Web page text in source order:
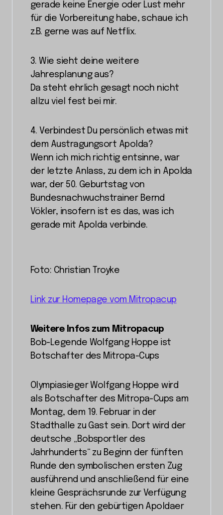
gerade keine Energie oder Lust mehr
für die Vorbereitung habe, schaue ich
z.B. gerne was auf Netflix.
3. Wie sieht deine weitere
Jahresplanung aus?
Da steht ehrlich gesagt noch nicht
allzu viel fest bei mir.
4. Verbindest Du persönlich etwas mit
dem Austragungsort Apolda?
Wenn ich mich richtig entsinne, war
der letzte Anlass, zu dem ich in Apolda
war, der 50. Geburtstag von
Bundesnachwuchstrainer Bernd
Vökler, insofern ist es das, was ich
gerade mit Apolda verbinde.
Foto: Christian Troyke
Link zur Homepage vom Mitropacup
Weitere Infos zum Mitropacup
Bob-Legende Wolfgang Hoppe ist
Botschafter des Mitropa-Cups
Olympiasieger Wolfgang Hoppe wird
als Botschafter des Mitropa-Cups am
Montag, dem 19. Februar in der
Stadthalle zu Gast sein. Dort wird der
deutsche „Bobsportler des
Jahrhunderts“ zu Beginn der fünften
Runde den symbolischen ersten Zug
ausführend und anschließend für eine
kleine Gesprächsrunde zur Verfügung
stehen. Für den gebürtigen Apoldaer